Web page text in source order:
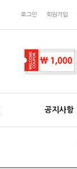
로그인 회원가입
공지사항